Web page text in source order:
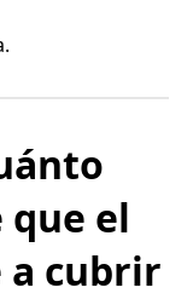
que el
a cubrir